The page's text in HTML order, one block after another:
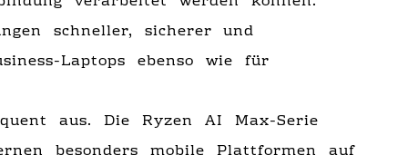
schneller, sicherer und
Laptops ebenso wie für
aus. Die Ryzen AI Max-Serie
besonders mobile Plattformen auf